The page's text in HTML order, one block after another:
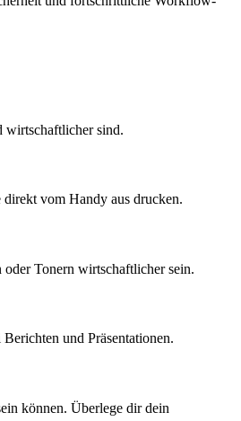
wirtschaftlicher sind.
vom Handy aus drucken.
Tonern wirtschaftlicher sein.
und Präsentationen.
können. Überlege dir dein